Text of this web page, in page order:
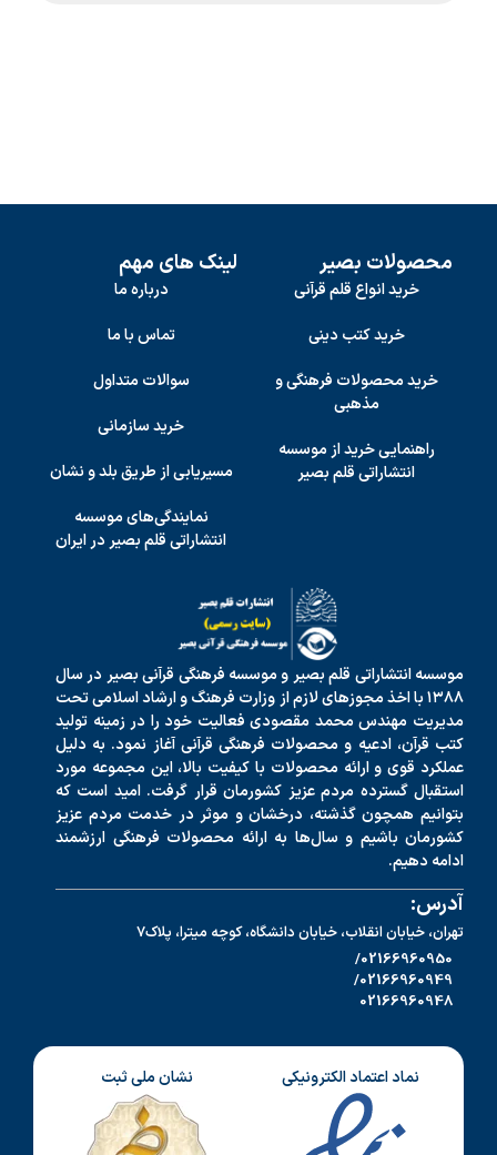
محصولات بصیر
خرید انواع قلم قرآنی
خرید کتب دینی
خرید محصولات فرهنگی و
مذهبی
راهنمایی خرید از موسسه
انتشاراتی قلم بصیر
لینک های مهم
درباره ما
تماس با ما
سوالات متداول
خرید سازمانی
مسیریابی از طریق بلد و نشان
نمایندگی‌های موسسه
انتشاراتی قلم بصیر در ایران
موسسه انتشاراتی قلم بصیر و موسسه فرهنگی قرآنی بصیر در سال
۱۳۸۸ با اخذ مجوزهای لازم از وزارت فرهنگ و ارشاد اسلامی تحت
مدیریت مهندس محمد مقصودی فعالیت خود را در زمینه تولید
کتب قرآن، ادعیه و محصولات فرهنگی قرآنی آغاز نمود. به دلیل
عملکرد قوی و ارائه محصولات با کیفیت بالا، این مجموعه مورد
استقبال گسترده مردم عزیز کشورمان قرار گرفت. امید است که
بتوانیم همچون گذشته، درخشان و موثر در خدمت مردم عزیز
کشورمان باشیم و سال‌ها به ارائه محصولات فرهنگی ارزشمند
ادامه دهیم.
آدرس:
تهران، خیابان انقلاب، خیابان دانشگاه، کوچه میترا، پلاک7
02166960950/
02166960949/
02166960948
نماد اعتماد الکترونیکی نشان ملی ثبت